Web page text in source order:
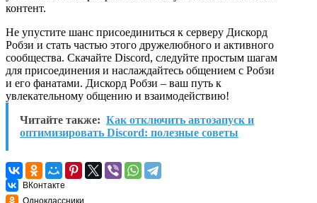
контент.
Не упустите шанс присоединиться к серверу Дискорд
Робзи и стать частью этого дружелюбного и активного
сообщества. Скачайте Discord, следуйте простым шагам
для присоединения и наслаждайтесь общением с Робзи
и его фанатами. Дискорд Робзи – ваш путь к
увлекательному общению и взаимодействию!
Читайте также: Как отключить автозапуск и
оптимизировать Discord: полезные советы
ВКонтакте
Одноклассники